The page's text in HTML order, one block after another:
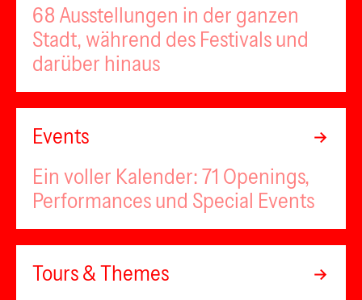
68 Ausstellungen in der ganzen
Stadt, während des Festivals und
darüber hinaus
Events
Ein voller Kalender: 71 Openings,
Performances und Special Events
Tours & Themes